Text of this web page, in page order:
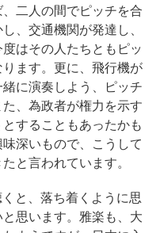
二人の間でピッチを合
、交通機関が発達し、
はその人たちともピッ
ます。更に、飛行機が
に演奏しよう、ピッチ
、為政者が権力を示す
することもあったかも
深いもので、こうして
と言われています。
と、落ち着くように思
思います。雅楽も、大